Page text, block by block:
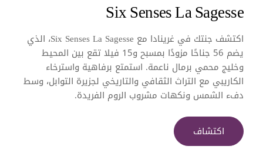
Six Senses La Sagesse
اكتشف جنتك في غرينادا مع Six Senses La Sagesse، الذي
يضم 56 جناحًا مزودًا بمسبح و15 فيلا تقع بين المحيط
وخليج محمي برمال ناعمة. استمتع برفاهية واسترخاء
الكاريبي مع التراث الثقافي والتاريخي لجزيرة التوابل، وسط
دفء الشمس ونكهات مشروب الروم الفريدة.
اكتشاف